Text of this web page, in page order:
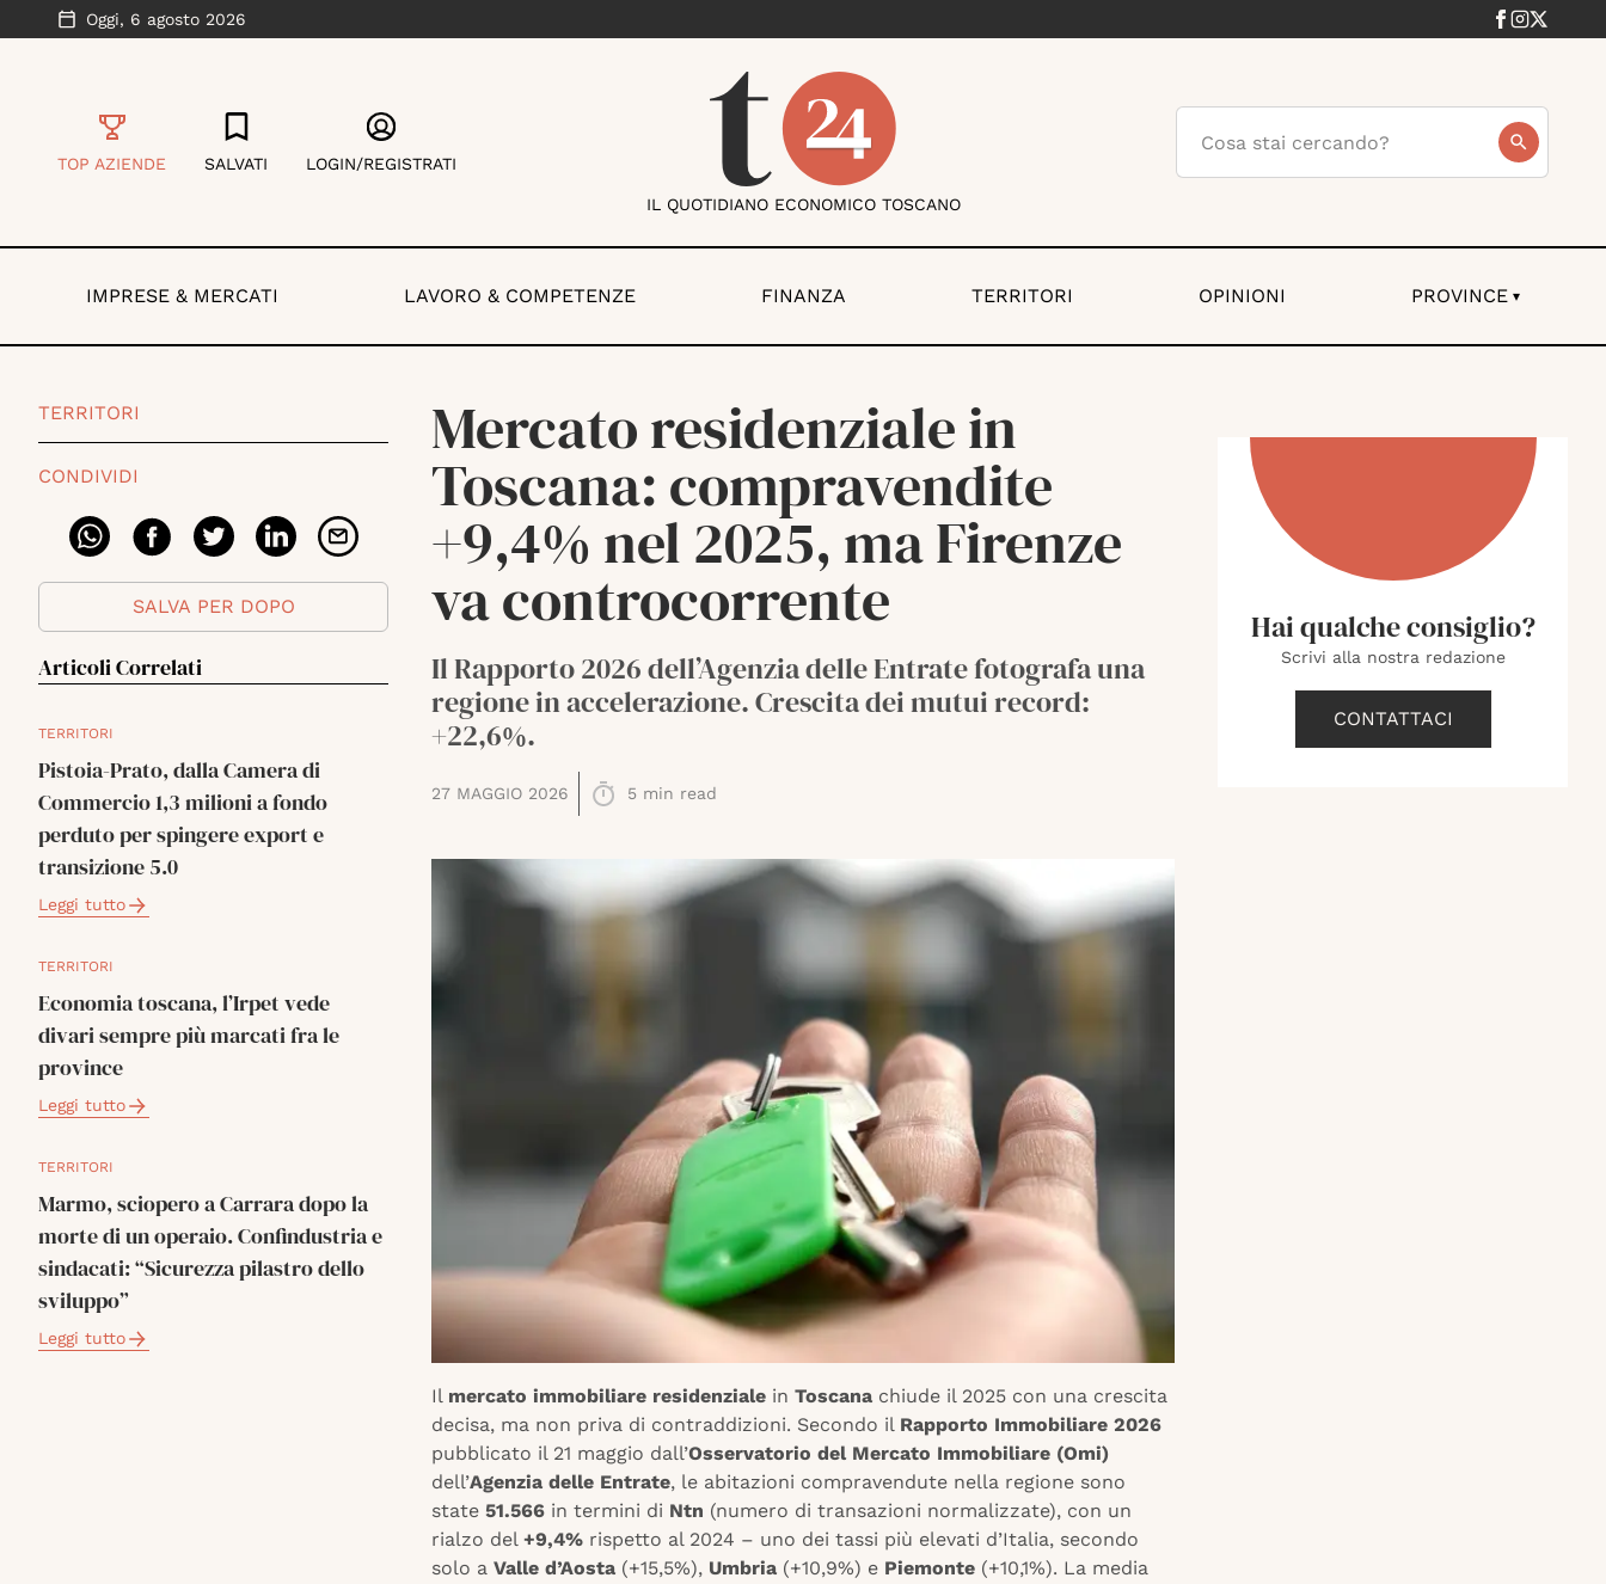
Oggi, 6 agosto 2026
TOP AZIENDE SALVATI LOGIN/REGISTRATI
IL QUOTIDIANO ECONOMICO TOSCANO
IMPRESE & MERCATI LAVORO & COMPETENZE FINANZA TERRITORI OPINIONI PROVINCE ▾
TERRITORI
CONDIVIDI
SALVA PER DOPO
Articoli Correlati
TERRITORI
Pistoia-Prato, dalla Camera di
Commercio 1,3 milioni a fondo
perduto per spingere export e
transizione 5.0
Leggi tutto
TERRITORI
Economia toscana, l’Irpet vede
divari sempre più marcati fra le
province
Leggi tutto
TERRITORI
Marmo, sciopero a Carrara dopo la
morte di un operaio. Confindustria e
sindacati: “Sicurezza pilastro dello
sviluppo”
Leggi tutto
Mercato residenziale in
Toscana: compravendite
+9,4% nel 2025, ma Firenze
va controcorrente
Il Rapporto 2026 dell’Agenzia delle Entrate fotografa una
regione in accelerazione. Crescita dei mutui record:
+22,6%.
27 MAGGIO 2026 5 min read
Il mercato immobiliare residenziale in Toscana chiude il 2025 con una crescita
decisa, ma non priva di contraddizioni. Secondo il Rapporto Immobiliare 2026
pubblicato il 21 maggio dall’Osservatorio del Mercato Immobiliare (Omi)
dell’Agenzia delle Entrate, le abitazioni compravendute nella regione sono
state 51.566 in termini di Ntn (numero di transazioni normalizzate), con un
rialzo del +9,4% rispetto al 2024 – uno dei tassi più elevati d’Italia, secondo
solo a Valle d’Aosta (+15,5%), Umbria (+10,9%) e Piemonte (+10,1%). La media
Hai qualche consiglio?
Scrivi alla nostra redazione
CONTATTACI